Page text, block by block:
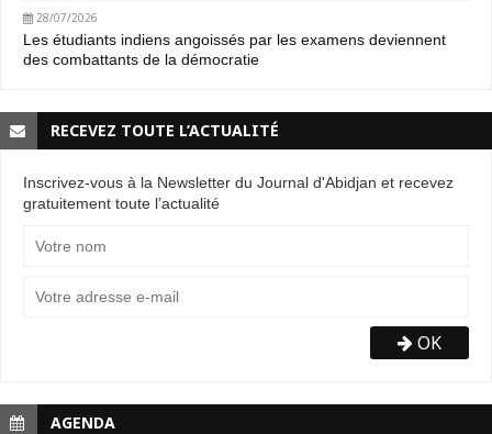
28/07/2026
Les étudiants indiens angoissés par les examens deviennent
des combattants de la démocratie
RECEVEZ TOUTE L’ACTUALITÉ
Inscrivez-vous à la Newsletter du Journal d'Abidjan et recevez
gratuitement toute l’actualité
OK
AGENDA